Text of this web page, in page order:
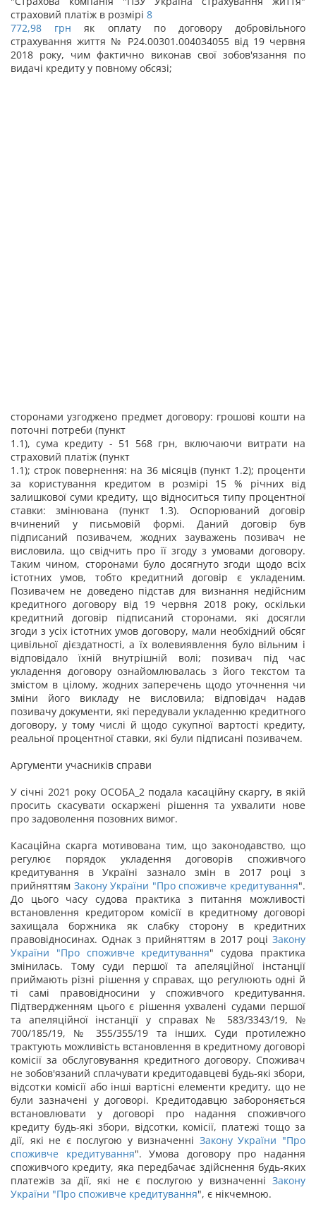
страховий платіж в розмірі 8
772,98 грн як оплату по договору добровільного
страхування життя № Р24.00301.004034055 від 19 червня
2018 року, чим фактично виконав свої зобов'язання по
видачі кредиту у повному обсязі;
сторонами узгоджено предмет договору: грошові кошти на
поточні потреби (пункт
1.1), сума кредиту - 51 568 грн, включаючи витрати на
страховий платіж (пункт
1.1); строк повернення: на 36 місяців (пункт 1.2); проценти
за користування кредитом в розмірі 15 % річних від
залишкової суми кредиту, що відноситься типу процентної
ставки: змінювана (пункт 1.3). Оспорюваний договір
вчинений у письмовій формі. Даний договір був
підписаний позивачем, жодних зауважень позивач не
висловила, що свідчить про її згоду з умовами договору.
Таким чином, сторонами було досягнуто згоди щодо всіх
істотних умов, тобто кредитний договір є укладеним.
Позивачем не доведено підстав для визнання недійсним
кредитного договору від 19 червня 2018 року, оскільки
кредитний договір підписаний сторонами, які досягли
згоди з усіх істотних умов договору, мали необхідний обсяг
цивільної дієздатності, а їх волевиявлення було вільним і
відповідало їхній внутрішній волі; позивач під час
укладення договору ознайомлювалась з його текстом та
змістом в цілому, жодних заперечень щодо уточнення чи
зміни його викладу не висловила; відповідач надав
позивачу документи, які передували укладенню кредитного
договору, у тому числі й щодо сукупної вартості кредиту,
реальної процентної ставки, які були підписані позивачем.
Аргументи учасників справи
У січні 2021 року ОСОБА_2 подала касаційну скаргу, в якій
просить скасувати оскаржені рішення та ухвалити нове
про задоволення позовних вимог.
Касаційна скарга мотивована тим, що законодавство, що
регулює порядок укладення договорів споживчого
кредитування в Україні зазнало змін в 2017 році з
прийняттям Закону України "Про споживче кредитування".
До цього часу судова практика з питання можливості
встановлення кредитором комісії в кредитному договорі
захищала боржника як слабку сторону в кредитних
правовідносинах. Однак з прийняттям в 2017 році Закону
України "Про споживче кредитування" судова практика
змінилась. Тому суди першої та апеляційної інстанції
приймають різні рішення у справах, що регулюють одні й
ті самі правовідносини у споживчого кредитування.
Підтвердженням цього є рішення ухвалені судами першої
та апеляційної інстанції у справах № 583/3343/19, №
700/185/19, № 355/355/19 та інших. Суди протилежно
трактують можливість встановлення в кредитному договорі
комісії за обслуговування кредитного договору. Споживач
не зобов'язаний сплачувати кредитодавцеві будь-які збори,
відсотки комісії або інші вартісні елементи кредиту, що не
були зазначені у договорі. Кредитодавцю забороняється
встановлювати у договорі про надання споживчого
кредиту будь-які збори, відсотки, комісії, платежі тощо за
дії, які не є послугою у визначенні Закону України "Про
споживче кредитування". Умова договору про надання
споживчого кредиту, яка передбачає здійснення будь-яких
платежів за дії, які не є послугою у визначенні Закону
України "Про споживче кредитування", є нікчемною.